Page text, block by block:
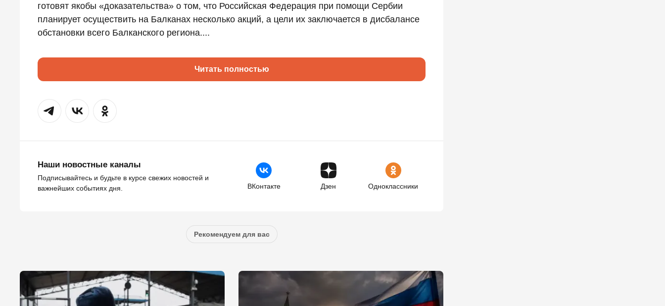
готовят якобы «доказательства» о том, что Российская Федерация при помощи Сербии
планирует осуществить на Балканах несколько акций, а цели их заключается в дисбалансе
обстановки всего Балканского региона....
Читать полностью
Наши новостные каналы
Подписывайтесь и будьте в курсе свежих новостей и
важнейших событиях дня.
ВКонтакте Дзен Одноклассники
Рекомендуем для вас